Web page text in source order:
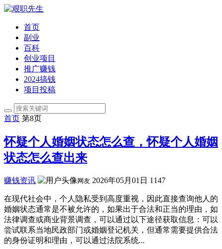
首页
副业
百科
创业项目
推广赚钱
2024搞钱
项目投稿
首页 第8页
怀疑个人婚姻状态怎么查，怀疑个人婚姻
状态怎么查出来
赚钱资讯 网友 2026年05月01日 1147
在现代社会中，个人隐私受到高度重视，因此直接查询他人的
婚姻状态通常是不被允许的，如果出于合法和正当的理由，如
法律调查或商业背景调查，可以通过以下途径获取信息：可以
尝试联系当地民政部门或婚姻登记机关，但通常需要提供合法
的身份证明和理由，可以通过法院系统...